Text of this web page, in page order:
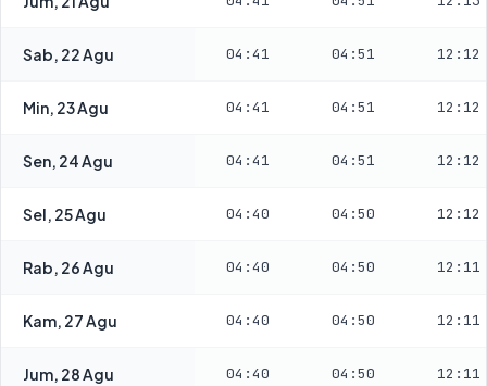
Sab, 22 Agu 04:41 04:51 12:12
Min, 23 Agu 04:41 04:51 12:12
Sen, 24 Agu 04:41 04:51 12:12
Sel, 25 Agu 04:40 04:50 12:12
Rab, 26 Agu 04:40 04:50 12:11
Kam, 27 Agu 04:40 04:50 12:11
Jum, 28 Agu 04:40 04:50 12:11